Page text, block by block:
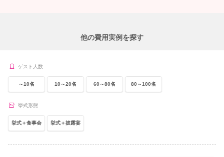
他の費用実例を探す
ゲスト人数
～10名 10～20名 60～80名 80～100名
挙式形態
挙式＋食事会 挙式＋披露宴